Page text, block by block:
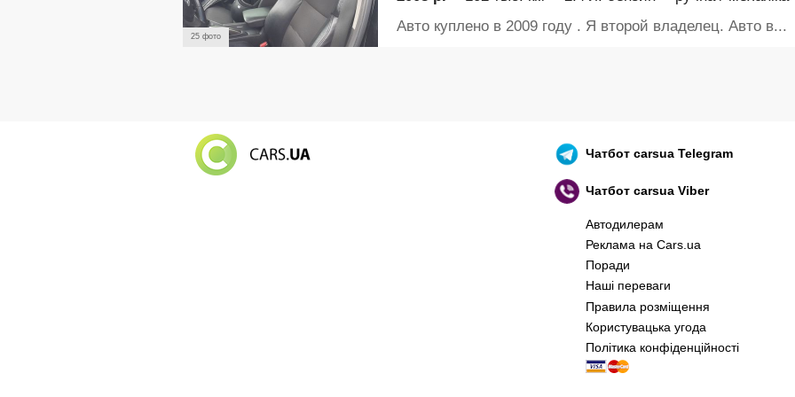
Російський воєнний корабель, іди нах..й! 🇷🇺 🚢 🖕 PS:
25 фото
Авто куплено в 2009 году . Я второй владелец. Авто в...
Чатботcarsua Telegram
Чатботcarsua Viber
Автодилерам
Реклама на Cars.ua
Поради
Наші переваги
Правила розміщення
Користувацька угода
Політика конфіденційності